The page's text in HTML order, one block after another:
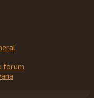
forum